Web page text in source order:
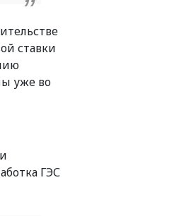
ставки
уже во
ГЭС